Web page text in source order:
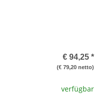
€ 94,25 *
(€ 79,20 netto)
verfügbar